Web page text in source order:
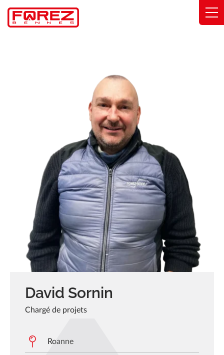
Panneau de gestion des cookies
David Sornin
Chargé de projets
Roanne
Savoir-faire
Solutions métier
Engagements
À propos
Trouver ma concession
Catalogue
Actualités
Réalisations
Carrière
FAQ
Forez-Bennes Tech